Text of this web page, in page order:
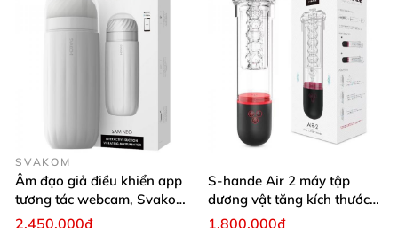
SVAKOM
Âm đạo giả điều khiển app
tương tác webcam, Svakom
Sam Neo
2.450.000₫
S-hande Air 2 máy tập
dương vật tăng kích thước
tự động cao cấp
1.800.000₫